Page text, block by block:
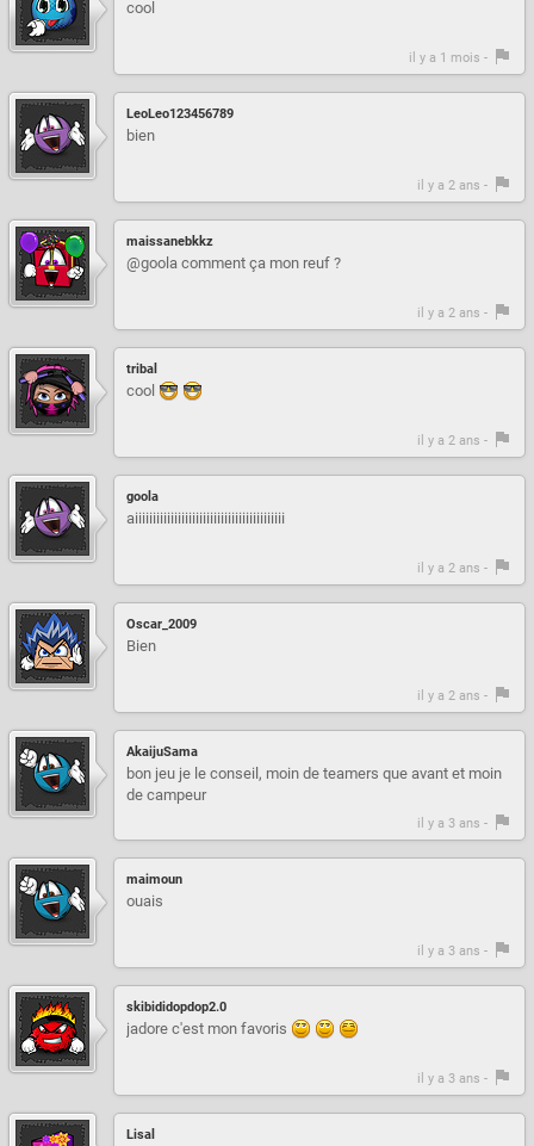
cool
il y a 1 mois -
LeoLeo123456789
bien
il y a 2 ans -
maissanebkkz
@goola comment ça mon reuf ?
il y a 2 ans -
tribal
cool
il y a 2 ans -
goola
aiiiiiiiiiiiiiiiiiiiiiiiiiiiiiiiiiiiiiiiiii
il y a 2 ans -
Oscar_2009
Bien
il y a 2 ans -
AkaijuSama
bon jeu je le conseil, moin de teamers que avant et moin
de campeur
il y a 3 ans -
maimoun
ouais
il y a 3 ans -
skibididopdop2.0
jadore c'est mon favoris
il y a 3 ans -
Lisal